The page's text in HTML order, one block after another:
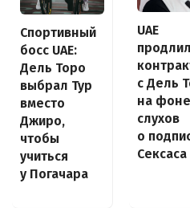
Спортивный
босс UAE:
Дель Торо
выбрал Тур
вместо
Джиро,
чтобы
учиться
у Погачара
UAE
с Дель
на фоне
слухов
о
Сексаса